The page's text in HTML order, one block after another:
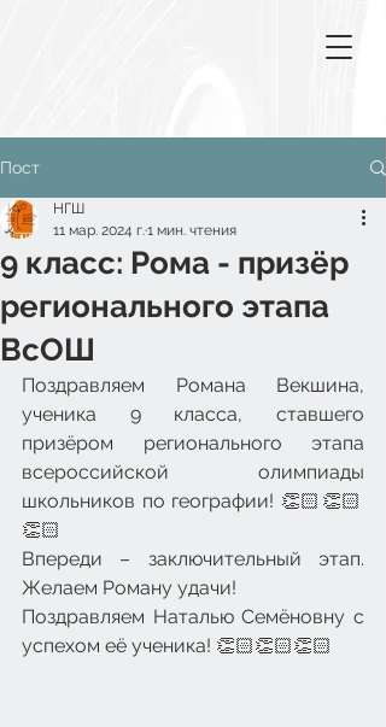
Пост
9 класс: Рома - призёр
регионального этапа
ВсОШ
НГШ
11 мар. 2024 г.1 мин. чтения
Поздравляем Романа Векшина,
ученика 9 класса, ставшего
призёром регионального этапа
всероссийской олимпиады
школьников по географии! 👏🏻👏🏻
👏🏻
Впереди – заключительный этап.
Желаем Роману удачи!
Поздравляем Наталью Семёновну с
успехом её ученика! 👏🏻👏🏻👏🏻